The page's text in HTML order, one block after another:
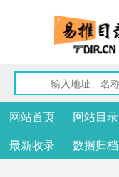
网站首页 网站目录
最新收录
数据归档